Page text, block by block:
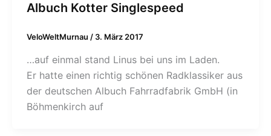
Albuch Kotter Singlespeed
VeloWeltMurnau / 3. März 2017
…auf einmal stand Linus bei uns im Laden.
Er hatte einen richtig schönen Radklassiker aus
der deutschen Albuch Fahrradfabrik GmbH (in
Böhmenkirch auf